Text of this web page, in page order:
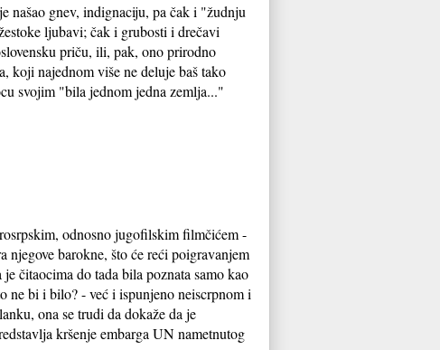
našao gnev, indignaciju, pa čak i "žudnju
ljubavi; čak i grubosti i drečavi
priču, ili, pak, ono prirodno
koji najednom više ne deluje baš tako
svojim "bila jednom jedna zemlja..."
odnosno jugofilskim filmčićem -
barokne, što će reći poigravanjem
čitaocima do tada bila poznata samo kao
ne bi i bilo? - već i ispunjeno neiscrpnom i
ona se trudi da dokaže da je
kršenje embarga UN nametnutog